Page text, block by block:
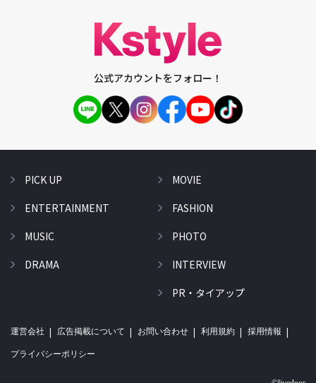
公式アカウントをフォロー！
PICK UP
ENTERTAINMENT
MUSIC
DRAMA
MOVIE
FASHION
PHOTO
INTERVIEW
PR・タイアップ
運営会社 広告掲載について お問い合わせ 利用規約 採用情報
プライバシーポリシー